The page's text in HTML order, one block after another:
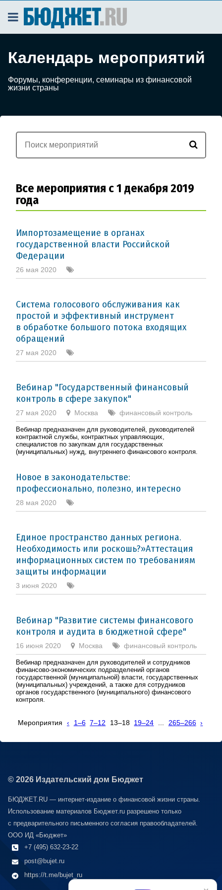
Календарь мероприятий
Форумы, конференции, семинары из финансовой
жизни страны
Все мероприятия с 1 декабря 2019
года
Импортозамещение в органах
государственной власти Российской
Федерации
26 мая 2020
Система голосового обслуживания как
простой и эффективный инструмент
в обработке большого потока входящих
обращений
27 мая 2020
Вебинар "Государственный финансовый
контроль в сфере закупок"
27 мая 2020 Москва финансовый контроль
Вебинар предназначен для руководителей, руководителей
контрактной службы, контрактных управляющих,
специалистов по закупкам для государственных
(муниципальных) нужд, внутреннего финансового контроля.
Новое в законодательстве:
профессионально, полезно, интересно
28 мая 2020
Единое пространство данных региона.
Необходимость или роскошь?»Аттестация
информационных систем по требованиям
защиты информации
3 июня 2020
Вебинар "Развитие системы финансового
контроля и аудита в бюджетной сфере"
16 июня 2020 Москва финансовый контроль
Вебинар предназначен для руководителей и сотрудников
финансово-экономических подразделений органов
государственной (муниципальной) власти, государственных
(муниципальных) учреждений, а также для сотрудников
органов государственного (муниципального) финансового
контроля.
Мероприятия ‹ 1–6 7–12 13–18 19–24 265–266 ›
© 2026 Издательский дом Бюджет
БЮДЖЕТ.RU — интернет-издание о финансовой жизни страны.
Использование материалов Бюджет.ru разрешено только
с предварительного письменного согласия правообладателей.
ООО ИД «Бюджет»
+7 (495) 632-23-22
post@bujet.ru
https://t.me/bujet_ru